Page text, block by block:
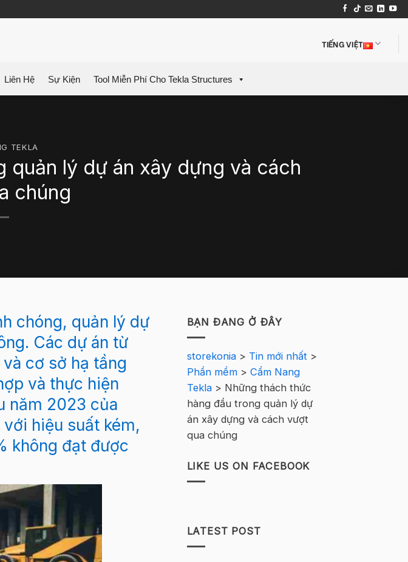
TIẾNG VIỆT
Liên Hệ Sự Kiện Tool Miễn Phí Cho Tekla Structures
TEKLA
quản lý dự án xây dựng và cách
chúng
chóng, quản lý dự
Các dự án từ
cơ sở hạ tầng
và thực hiện
năm 2023 của
hiệu suất kém,
không đạt được
BẠN ĐANG Ở ĐÂY
storekonia> Tin mới nhất>
Phần mềm> Cẩm Nang
Tekla> Những thách thức
hàng đầu trong quản lý dự
án xây dựng và cách vượt
qua chúng
LIKE US ON FACEBOOK
LATEST POST